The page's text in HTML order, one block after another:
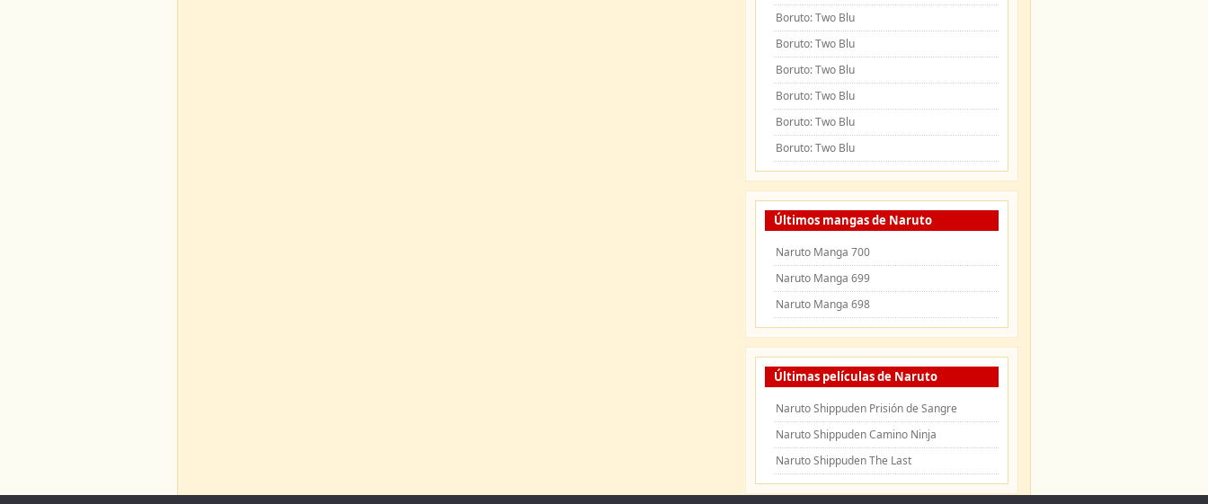
Boruto: Two Blu
Boruto: Two Blu
Boruto: Two Blu
Boruto: Two Blu
Boruto: Two Blu
Boruto: Two Blu
Últimos mangas de Naruto
Naruto Manga 700
Naruto Manga 699
Naruto Manga 698
Últimas películas de Naruto
Naruto Shippuden Prisión de Sangre
Naruto Shippuden Camino Ninja
Naruto Shippuden The Last